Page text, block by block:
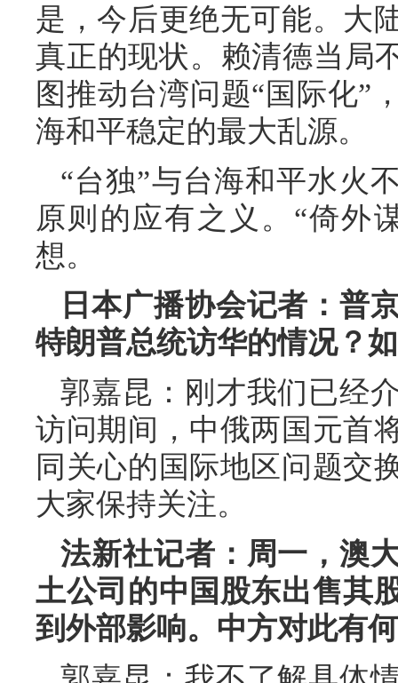
是，今后更绝无可能。大
真正的现状。赖清德当局
图推动台湾问题“国际化”
海和平稳定的最大乱源。
“台独”与台海和平水火
原则的应有之义。“倚外
想。
日本广播协会记者：普
特朗普总统访华的情况？
郭嘉昆：刚才我们已经
访问期间，中俄两国元首
同关心的国际地区问题交
大家保持关注。
法新社记者：周一，澳
土公司的中国股东出售其
到外部影响。中方对此有